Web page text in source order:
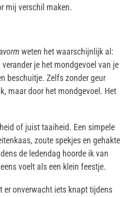
mij verschil maken.
weten het waarschijnlijk al:
je het mondgevoel van je
beschuitje. Zelfs zonder geur
maar door het mondgevoel. Het
of juist taaiheid. Een simpele
zoute spekjes en gehakte
de ledendag hoorde ik van
voelt als een klein feestje.
er onverwacht iets knapt tijdens